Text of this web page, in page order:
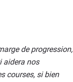
de progression,
aidera nos
courses, si bien